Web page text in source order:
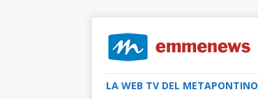
LA WEB TV DEL METAPONTINO